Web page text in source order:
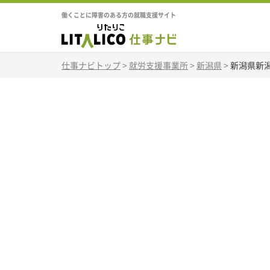
働くことに障害のある方の就職支援サイト
仕事ナビトップ> 就労支援事業所> 新潟県 > 新潟県新